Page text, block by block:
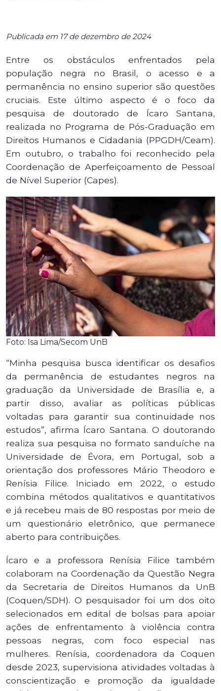
Publicada em 17 de dezembro de 2024
Entre os obstáculos enfrentados pela
população negra no Brasil, o acesso e a
permanência no ensino superior são questões
cruciais. Este último aspecto é o foco da
pesquisa de doutorado de Ícaro Santana,
realizada no Programa de Pós-Graduação em
Direitos Humanos e Cidadania (PPGDH/Ceam).
Em outubro, o trabalho foi reconhecido pela
Coordenação de Aperfeiçoamento de Pessoal
de Nível Superior (Capes).
Foto: Isa Lima/Secom UnB
“Minha pesquisa busca identificar os desafios
da permanência de estudantes negros na
graduação da Universidade de Brasília e, a
partir disso, avaliar as políticas públicas
voltadas para garantir sua continuidade nos
estudos”, afirma Ícaro Santana. O doutorando
realiza sua pesquisa no formato sanduíche na
Universidade de Évora, em Portugal, sob a
orientação dos professores Mário Theodoro e
Renísia Filice. Iniciado em 2022, o estudo
combina métodos qualitativos e quantitativos
e já recebeu mais de 80 respostas por meio de
um questionário eletrônico, que permanece
aberto para contribuições.
Ícaro e a professora Renísia Filice também
colaboram na Coordenação da Questão Negra
da Secretaria de Direitos Humanos da UnB
(Coquen/SDH). O pesquisador foi um dos oito
selecionados em edital de bolsas para apoiar
ações de enfrentamento à violência contra
pessoas negras, com foco especial nas
mulheres. Renísia, coordenadora da Coquen
desde 2023, supervisiona atividades voltadas à
conscientização e promoção da igualdade